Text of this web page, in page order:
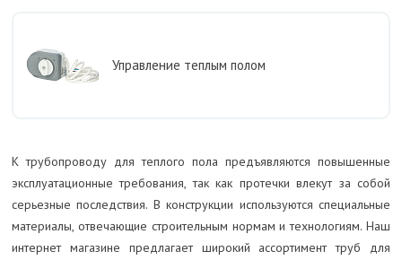
Управление теплым полом
К трубопроводу для теплого пола предъявляются повышенные
эксплуатационные требования, так как протечки влекут за собой
серьезные последствия. В конструкции используются специальные
материалы, отвечающие строительным нормам и технологиям. Наш
интернет магазине предлагает широкий ассортимент труб для